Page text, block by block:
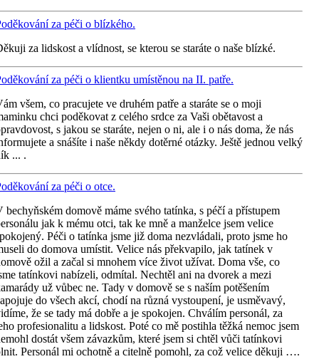
za péči o blízkého.
za lidskost a vlídnost, se kterou se staráte o naše blízké.
za péči o klientku umístěnou na II. patře.
všem, co pracujete ve druhém patře a staráte se o moji
chci poděkovat z celého srdce za Vaši obětavost a
s jakou se staráte, nejen o ni, ale i o nás doma, že nás
a snášíte i naše někdy dotěrné otázky. Ještě jednou velký
... .
za péči o otce.
bechyňském domově máme svého tatínka, s péčí a přístupem
jak k mému otci, tak ke mně a manželce jsem velice
Péči o tatínka jsme již doma nezvládali, proto jsme ho
do domova umístit. Velice nás překvapilo, jak tatínek v
ožil a začal si mnohem více život užívat. Doma vše, co
tatínkovi nabízeli, odmítal. Nechtěl ani na dvorek a mezi
už vůbec ne. Tady v domově se s naším potěšením
do všech akcí, chodí na různá vystoupení, je usměvavý,
že se tady má dobře a je spokojen. Chválím personál, za
profesionalitu a lidskost. Poté co mě postihla těžká nemoc jsem
dostát všem závazkům, které jsem si chtěl vůči tatínkovi
Personál mi ochotně a citelně pomohl, za což velice děkuji ….